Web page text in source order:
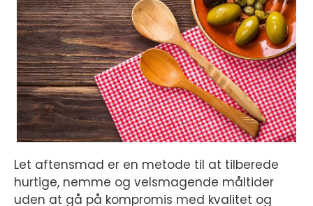
Let aftensmad er en metode til at tilberede
hurtige, nemme og velsmagende måltider
uden at gå på kompromis med kvalitet og